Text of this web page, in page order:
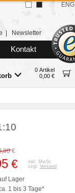
Newsletter
Kontakt
0 Artikel
0,00 €
ENG
€
€
inkl. MwSt.
zzgl. Versand
Lager
1 bis 3 Tage*